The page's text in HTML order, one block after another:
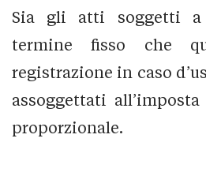
Sia gli atti soggetti a
termine fisso che
registrazione in caso
assoggettati
proporzionale.